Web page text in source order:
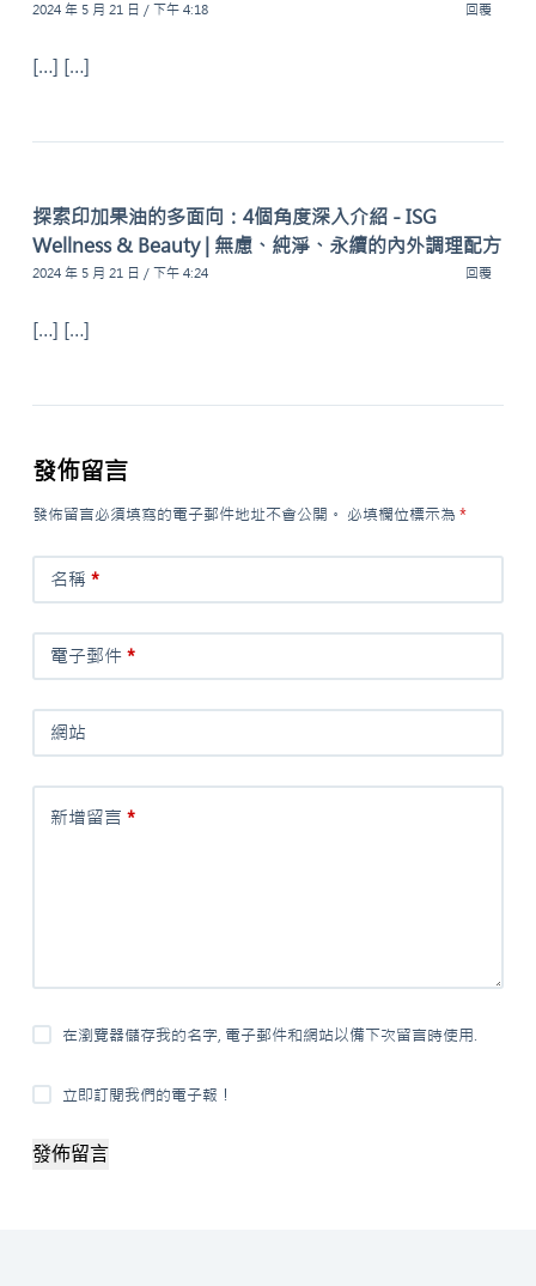
2024 年 5 月 21 日 / 下午 4:18 回覆
[…] […]
探索印加果油的多面向：4個角度深入介紹 - ISG
Wellness & Beauty | 無慮、純淨、永續的內外調理配方
2024 年 5 月 21 日 / 下午 4:24 回覆
[…] […]
發佈留言
發佈留言必須填寫的電子郵件地址不會公開。 必填欄位標示為 *
名稱 *
電子郵件*
網站
新增留言 *
在瀏覽器儲存我的名字, 電子郵件和網站以備下次留言時使用.
立即訂閱我們的電子報！
發佈留言